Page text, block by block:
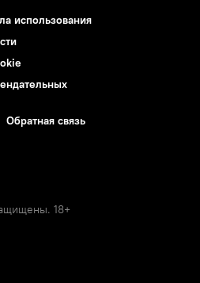
использования
Обратная связь
18+